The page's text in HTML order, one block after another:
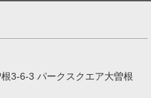
3-6-3 パークスクエア大曽根